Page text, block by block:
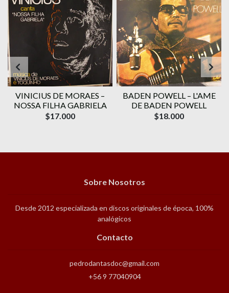
VINICIUS DE MORAES ‎–
NOSSA FILHA GABRIELA
$17.000
BADEN POWELL ‎– L'AME
DE BADEN POWELL
$18.000
Sobre Nosotros
Desde 2012 especializada en discos originales de época, 100%
analógicos
Contacto
pedrodantasdoc@gmail.com
+56 9 77040904